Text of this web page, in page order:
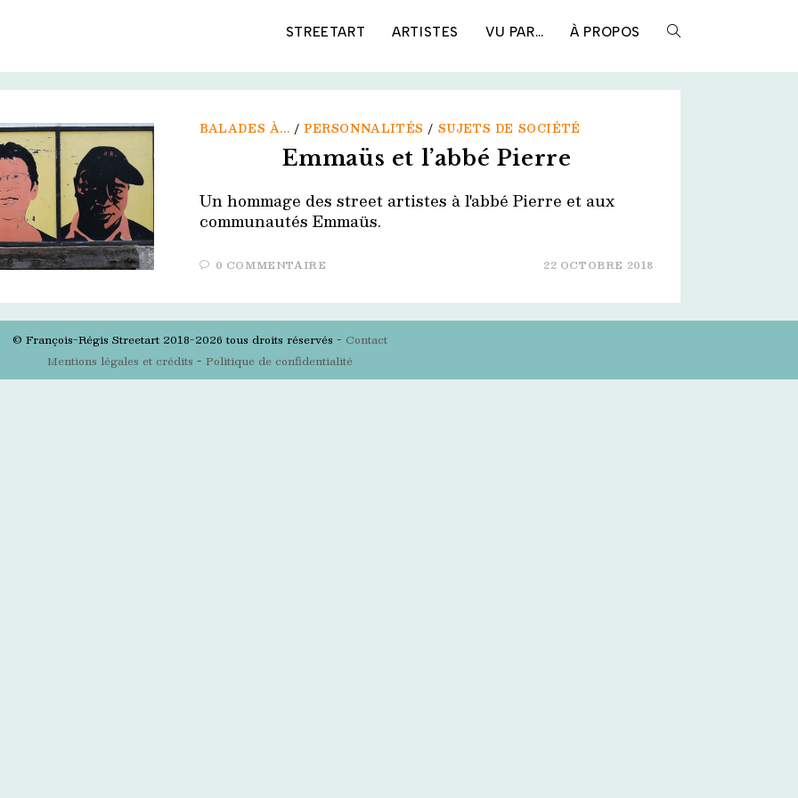
STREETART ARTISTES VU PAR… À PROPOS TOGGLE
BALADES À... /PERSONNALITÉS / SUJETS DE SOCIÉTÉ
Emmaüs et l’abbé Pierre
Un hommage des street artistes à l'abbé Pierre et aux
communautés Emmaüs.
0 COMMENTAIRE 22 OCTOBRE 2018
© François-Régis Streetart 2018-2026 tous droits réservés - Contact
Mentions légales et crédits - Politique de confidentialité